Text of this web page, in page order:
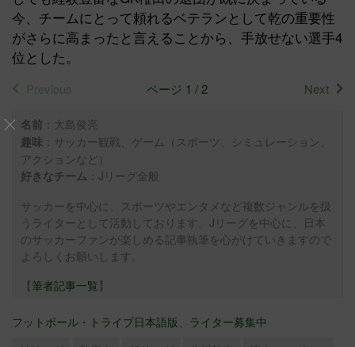
今、チームにとって頼れるベテランとして乾の重要性
がさらに高まったと言えることから、手放せない選手4
位とした。
Previous ページ 1 / 2 Next
名前 ：大島俊亮
趣味 ：サッカー観戦、ゲーム（スポーツ、シミュレーション、
アクションなど）
好きなチーム ：Jリーグ全般
サッカーを中心に、スポーツやエンタメなど複数ジャンルを扱
うライターとして活動しております。Jリーグを中心に、日本
のサッカーファンが楽しめる記事執筆を心がけていきますので
よろしくお願いします。
【筆者記事一覧】
フットボール・トライブ日本語版、ライター募集中